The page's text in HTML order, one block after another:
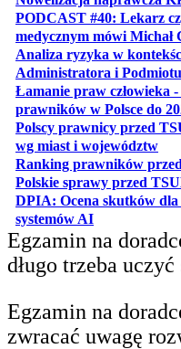
PODCAST #40: Lekarz
medycznym mówi Michał
Analiza ryzyka w
Administratora i
Łamanie praw człowieka
prawników w Polsce do
Polscy prawnicy przed
wg miast i województw
Ranking prawników
Polskie sprawy przed
DPIA: Ocena skutków
systemów AIotwiera się w
Egzamin na
długo trzeba
Egzamin na
zwracać uwagę